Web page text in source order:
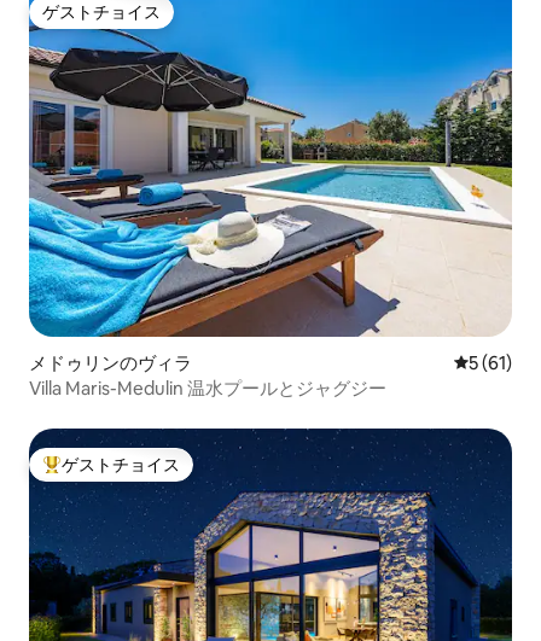
ゲストチョイス
ゲストチョイス
メドゥリンのヴィラ レビュー
5 (61)
Villa Maris-Medulin 温水プールとジャグジー
大好評のゲストチョイスです。
ゲストチョイス